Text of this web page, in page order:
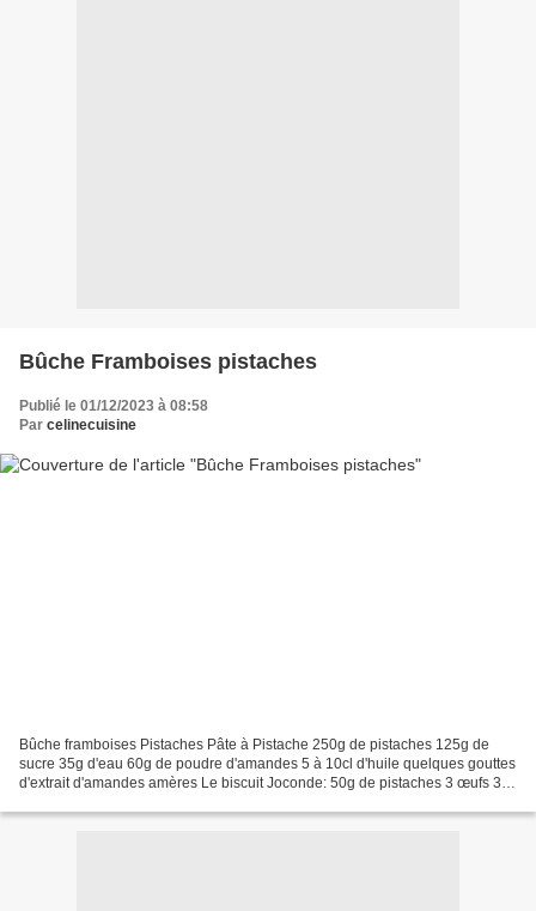
Bûche Framboises pistaches
Publié le 01/12/2023 à 08:58
Par celinecuisine
Bûche framboises Pistaches Pâte à Pistache 250g de pistaches 125g de
sucre 35g d'eau 60g de poudre d'amandes 5 à 10cl d'huile quelques gouttes
d'extrait d'amandes amères Le biscuit Joconde: 50g de pistaches 3 œufs 3